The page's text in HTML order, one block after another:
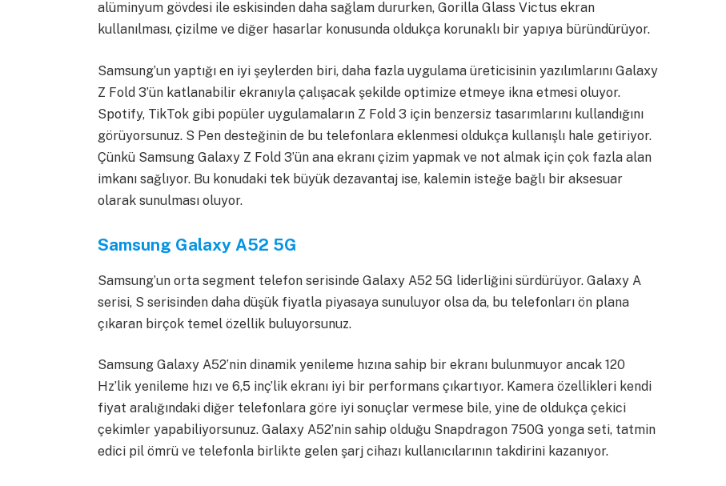
alüminyum gövdesi ile eskisinden daha sağlam dururken, Gorilla Glass Victus ekran
kullanılması, çizilme ve diğer hasarlar konusunda oldukça korunaklı bir yapıya büründürüyor.
Samsung’un yaptığı en iyi şeylerden biri, daha fazla uygulama üreticisinin yazılımlarını Galaxy
Z Fold 3’ün katlanabilir ekranıyla çalışacak şekilde optimize etmeye ikna etmesi oluyor.
Spotify, TikTok gibi popüler uygulamaların Z Fold 3 için benzersiz tasarımlarını kullandığını
görüyorsunuz. S Pen desteğinin de bu telefonlara eklenmesi oldukça kullanışlı hale getiriyor.
Çünkü Samsung Galaxy Z Fold 3’ün ana ekranı çizim yapmak ve not almak için çok fazla alan
imkanı sağlıyor. Bu konudaki tek büyük dezavantaj ise, kalemin isteğe bağlı bir aksesuar
olarak sunulması oluyor.
Samsung Galaxy A52 5G
Samsung’un orta segment telefon serisinde Galaxy A52 5G liderliğini sürdürüyor. Galaxy A
serisi, S serisinden daha düşük fiyatla piyasaya sunuluyor olsa da, bu telefonları ön plana
çıkaran birçok temel özellik buluyorsunuz.
Samsung Galaxy A52’nin dinamik yenileme hızına sahip bir ekranı bulunmuyor ancak 120
Hz’lik yenileme hızı ve 6,5 inç’lik ekranı iyi bir performans çıkartıyor. Kamera özellikleri kendi
fiyat aralığındaki diğer telefonlara göre iyi sonuçlar vermese bile, yine de oldukça çekici
çekimler yapabiliyorsunuz. Galaxy A52’nin sahip olduğu Snapdragon 750G yonga seti, tatmin
edici pil ömrü ve telefonla birlikte gelen şarj cihazı kullanıcılarının takdirini kazanıyor.